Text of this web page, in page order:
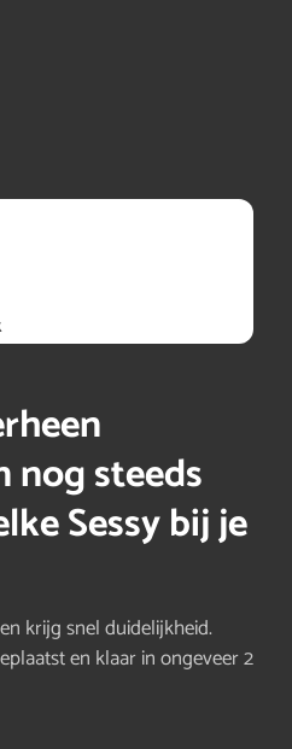
nog steeds
Sessy bij je
krijg snel duidelijkheid.
en klaar in ongeveer 2